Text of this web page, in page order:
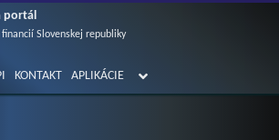
portál
Slovenskej republiky
KONTAKT APLIKÁCIE